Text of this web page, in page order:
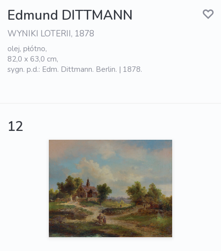
Edmund DITTMANN
WYNIKI LOTERII, 1878
olej, płótno,
82,0 x 63,0 cm,
sygn. p.d.: Edm. Dittmann. Berlin. | 1878.
12